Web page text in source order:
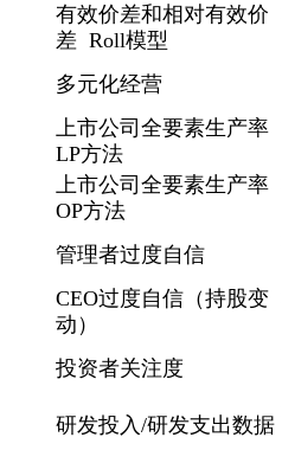
有效价差和相对有效价
差 Roll模型
多元化经营
上市公司全要素生产率
LP方法
上市公司全要素生产率
OP方法
管理者过度自信
CEO过度自信（持股变
动）
投资者关注度
研发投入/研发支出数据